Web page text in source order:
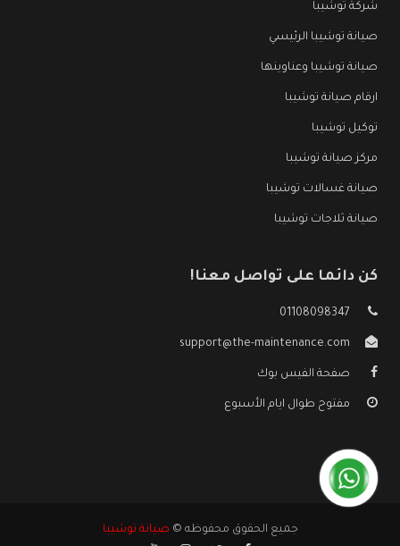
شركة توشيبا
صيانة توشيبا الرئيسي
صيانة توشيبا وعناوينها
ارقام صيانة توشيبا
توكيل توشيبا
مركز صيانة توشيبا
صيانة غسالات توشيبا
صيانة ثلاجات توشيبا
كن دائما على تواصل معنا!
01108098347
support@the-maintenance.com
صفحة الفيس بوك
مفتوح طوال ايام الأسبوع
جميع الحقوق محفوظه © صيانة توشيبا